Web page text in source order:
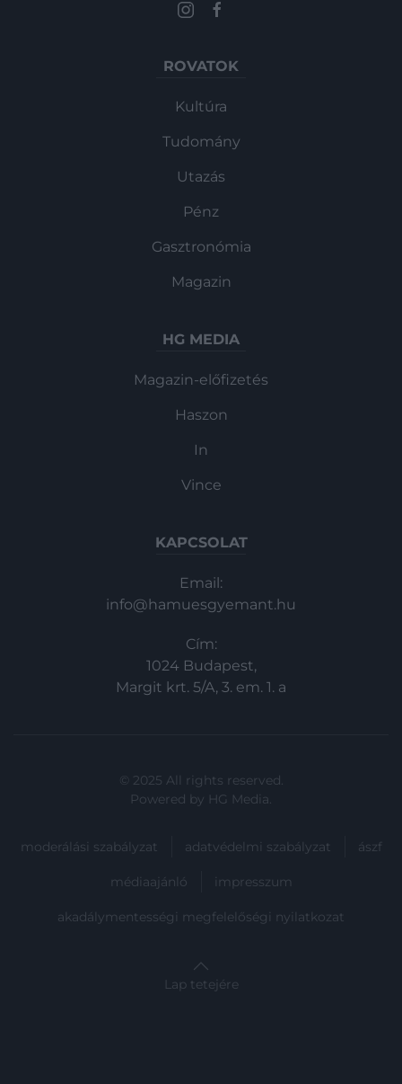
ROVATOK
Kultúra
Tudomány
Utazás
Pénz
Gasztronómia
Magazin
HG MEDIA
Magazin-előfizetés
Haszon
In
Vince
KAPCSOLAT
Email:
info@hamuesgyemant.hu
Cím:
1024 Budapest,
Margit krt. 5/A, 3. em. 1. a
© 2025 All rights reserved.
Powered by HG Media.
moderálási szabályzat adatvédelmi szabályzat ászf
médiaajánló impresszum
akadálymentességi megfelelőségi nyilatkozat
Lap tetejére